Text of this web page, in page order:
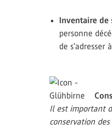
Inventaire de
personne
de s’adresser
Il est important
conservation